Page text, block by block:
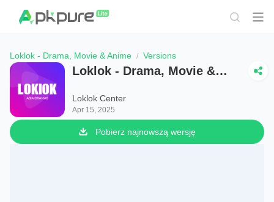
Loklok - Drama, Movie & Anime Versions
Loklok - Drama, Movie &
Loklok Center
Apr 15, 2025
Pobierz najnowszą wersję